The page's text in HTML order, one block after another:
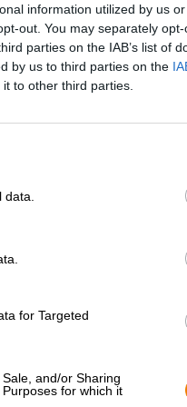
information utilized by us
out. You may separately
parties on the IAB’s list of
by us to third parties on the
to other third parties.
for Targeted
and/or Sharing
for which it
PiùNavigazionepiù
Recensioni(4)
luppolata a freddo? Un
Brauhaus è una
intenso. La birra
in un marrone castano
birra ed emana un forte
malto caramellato dolce e
corpo di medio peso, una
aroma di malto con note di
accarezza il palato prima
note di agrumi e sottili toni
la nota terrosa di
amarezza. Il finale è